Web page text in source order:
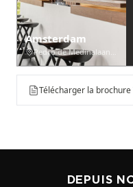
Amsterdam
Pedro de Medinalaan 53
Télécharger la brochure
DEPUIS